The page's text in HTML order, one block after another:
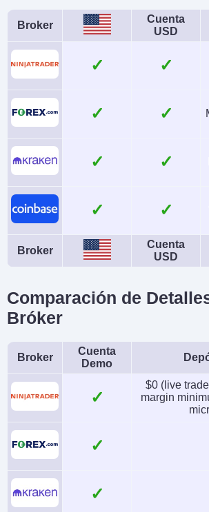
Cripto, Acciones, ETFs
(solo EE. UU.),
Futuros Perpetuos
UU.)
USD, EUR
Yes
Broker
Cuenta
USD
✓
✓
✓
✓
Broker
Cuenta
USD
Comparación de
Bróker
Broker
Cuenta
Demo
✓
$0 (live
margin
✓
✓